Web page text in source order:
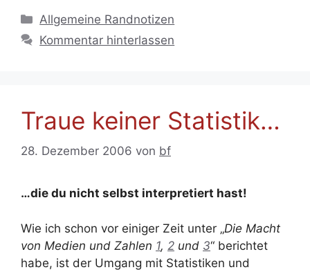
Kategorien
Allgemeine Randnotizen
Kommentar hinterlassen
Traue keiner Statistik…
28. Dezember 2006 von bf
…die du nicht selbst interpretiert hast!
Wie ich schon vor einiger Zeit unter „Die Macht
von Medien und Zahlen 1, 2 und 3“ berichtet
habe, ist der Umgang mit Statistiken und